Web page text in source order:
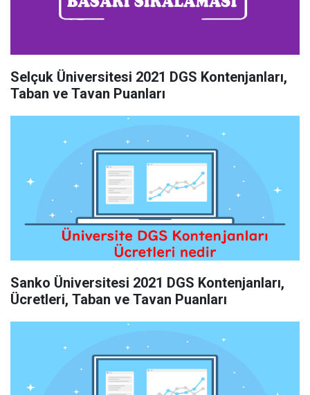
Selçuk Üniversitesi 2021 DGS Kontenjanları,
Taban ve Tavan Puanları
Sanko Üniversitesi 2021 DGS Kontenjanları,
Ücretleri, Taban ve Tavan Puanları